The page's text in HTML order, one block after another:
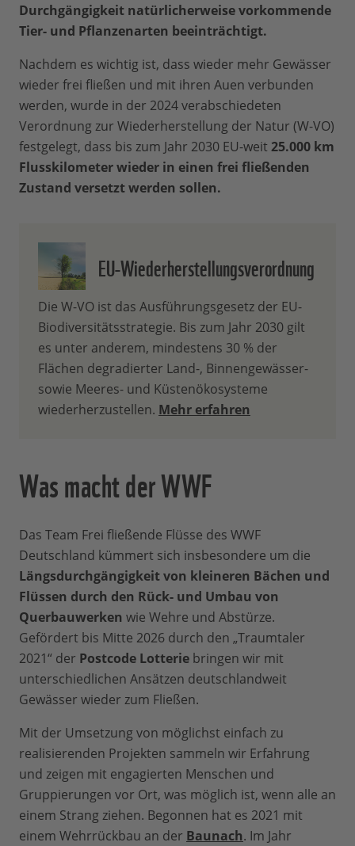
Durchgängigkeit natürlicherweise vorkommende
Tier- und Pflanzenarten beeinträchtigt.
Nachdem es wichtig ist, dass wieder mehr Gewässer
wieder frei fließen und mit ihren Auen verbunden
werden, wurde in der 2024 verabschiedeten
Verordnung zur Wiederherstellung der Natur (W-VO)
festgelegt, dass bis zum Jahr 2030 EU-weit 25.000 km
Flusskilometer wieder in einen frei fließenden
Zustand versetzt werden sollen.
EU-Wiederherstellungsverordnung
Die W-VO ist das Ausführungsgesetz der EU-
Biodiversitätsstrategie. Bis zum Jahr 2030 gilt
es unter anderem, mindestens 30 % der
Flächen degradierter Land-, Binnengewässer-
sowie Meeres- und Küstenökosysteme
wiederherzustellen. Mehr erfahren
Was macht der WWF
Das Team Frei fließende Flüsse des WWF
Deutschland kümmert sich insbesondere um die
Längsdurchgängigkeit von kleineren Bächen und
Flüssen durch den Rück- und Umbau von
Querbauwerken wie Wehre und Abstürze.
Gefördert bis Mitte 2026 durch den „Traumtaler
2021“ der Postcode Lotterie bringen wir mit
unterschiedlichen Ansätzen deutschlandweit
Gewässer wieder zum Fließen.
Mit der Umsetzung von möglichst einfach zu
realisierenden Projekten sammeln wir Erfahrung
und zeigen mit engagierten Menschen und
Gruppierungen vor Ort, was möglich ist, wenn alle an
einem Strang ziehen. Begonnen hat es 2021 mit
einem Wehrrückbau an der Baunach. Im Jahr